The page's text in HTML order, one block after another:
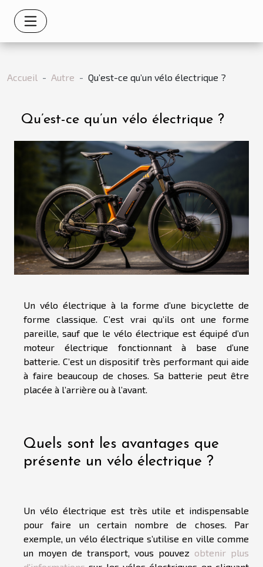
Accueil Autre Qu’est-ce qu’un vélo électrique ?
Qu’est-ce qu’un vélo électrique ?
Un vélo électrique à la forme d’une bicyclette de
forme classique. C’est vrai qu’ils ont une forme
pareille, sauf que le vélo électrique est équipé d’un
moteur électrique fonctionnant à base d’une
batterie. C’est un dispositif très performant qui aide
à faire beaucoup de choses. Sa batterie peut être
placée à l’arrière ou à l’avant.
Quels sont les avantages que
présente un vélo électrique ?
Un vélo électrique est très utile et indispensable
pour faire un certain nombre de choses. Par
exemple, un vélo électrique s’utilise en ville comme
un moyen de transport, vous pouvez obtenir plus